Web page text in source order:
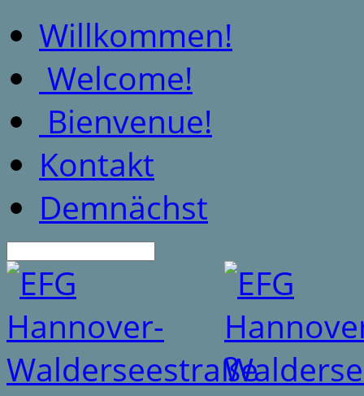
Willkommen!
Welcome!
Bienvenue!
Kontakt
Demnächst